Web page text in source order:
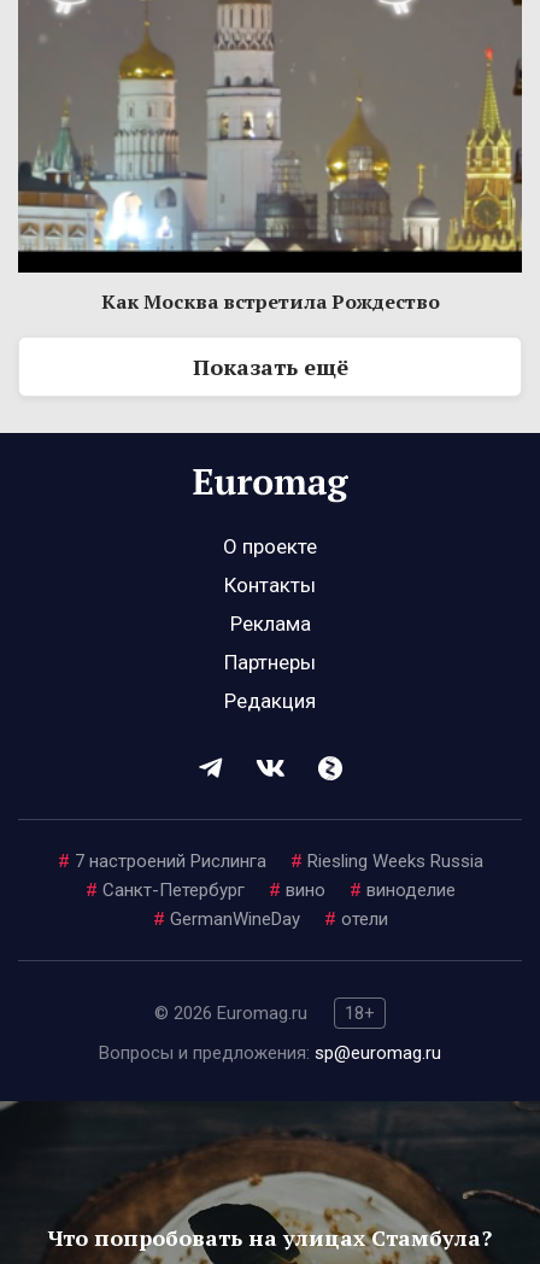
Как Москва встретила Рождество
Показать ещё
О проекте
Контакты
Реклама
Партнеры
Редакция
# 7 настроений Рислинга # Riesling Weeks Russia
# Санкт-Петербург # вино # виноделие
# GermanWineDay # отели
© 2026 Euromag.ru
18+
Вопросы и предложения: sp@euromag.ru
Что попробовать на улицах Стамбула?